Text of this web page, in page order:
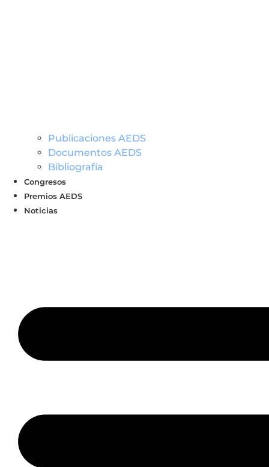
Publicaciones AEDS
Documentos AEDS
Bibliografía
Congresos
Premios AEDS
Noticias